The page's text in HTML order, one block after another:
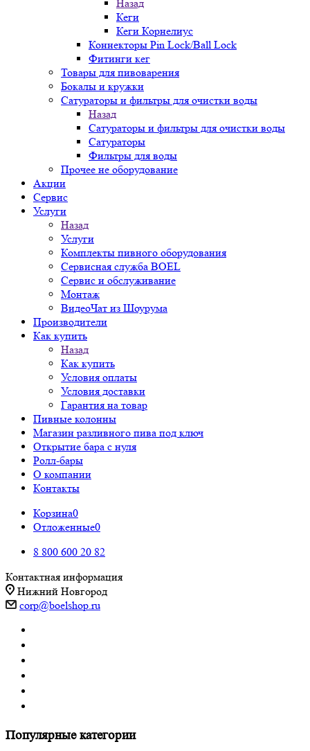
Назад
Кеги
Кеги Корнелиус
Коннекторы Pin Lock/Ball Lock
Фитинги кег
Товары для пивоварения
Бокалы и кружки
Сатураторы и фильтры для очистки воды
Назад
Сатураторы и фильтры для очистки воды
Сатураторы
Фильтры для воды
Прочее не оборудование
Акции
Сервис
Услуги
Назад
Услуги
Комплекты пивного оборудования
Сервисная служба BOEL
Сервис и обслуживание
Монтаж
ВидеоЧат из Шоурума
Производители
Как купить
Назад
Как купить
Условия оплаты
Условия доставки
Гарантия на товар
Пивные колонны
Магазин разливного пива под ключ
Открытие бара с нуля
Ролл-бары
О компании
Контакты
Корзина0
Отложенные0
8 800 600 20 82
Контактная информация
Нижний Новгород
corp@boelshop.ru
Популярные категории